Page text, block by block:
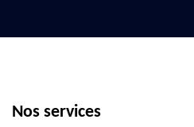
Nos services